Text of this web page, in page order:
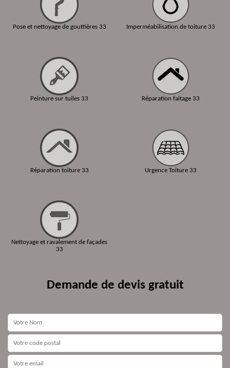
Pose et nettoyage de gouttières 33
Peinture sur tuiles 33
Réparation toiture 33
Nettoyage et ravalement de façades
33
Imperméabilisation de toiture 33
Réparation faitage 33
Urgence Toiture 33
Demande de devis gratuit